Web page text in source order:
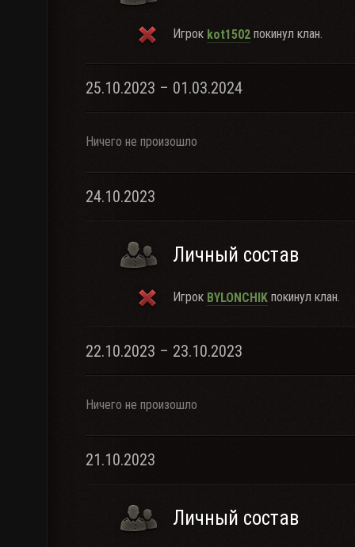
Игрок kot1502 покинул клан.
25.10.2023 – 01.03.2024
Ничего не произошло
24.10.2023
Личный состав
Игрок BYLONCHIK покинул клан.
22.10.2023 – 23.10.2023
Ничего не произошло
21.10.2023
Личный состав